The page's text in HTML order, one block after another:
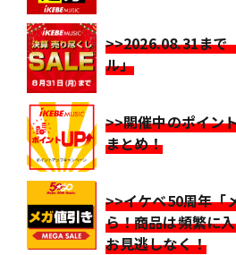
>>2026.08.31まで
ル」
>>開催中のポイン
まとめ！
>>イケベ50周年「
ら！商品は頻繁に
お見逃しなく！